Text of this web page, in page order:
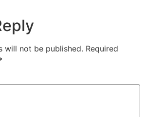
will not be published. Required